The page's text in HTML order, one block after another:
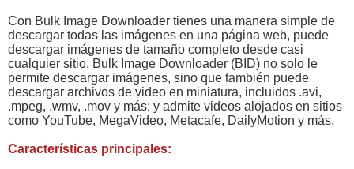
Con Bulk Image Downloader tienes una manera simple de
descargar todas las imágenes en una página web, puede
descargar imágenes de tamaño completo desde casi
cualquier sitio. Bulk Image Downloader (BID) no solo le
permite descargar imágenes, sino que también puede
descargar archivos de video en miniatura, incluidos .avi,
.mpeg, .wmv, .mov y más; y admite videos alojados en sitios
como YouTube, MegaVideo, Metacafe, DailyMotion y más.
Características principales: